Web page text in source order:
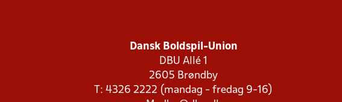
Dansk Boldspil-Union
DBU Allé 1
2605 Brøndby
T: 4326 2222 (mandag - fredag 9-16)